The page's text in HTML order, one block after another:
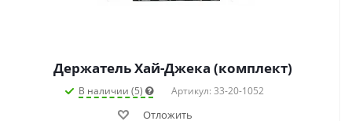
Держатель Хай-Джека (комплект)
В наличии (5) Артикул: 33-20-1052
Отложить